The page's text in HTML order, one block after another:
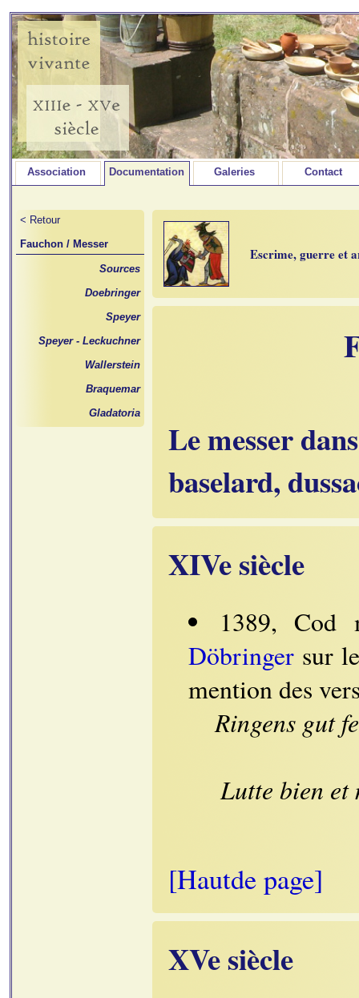
Association Documentation Galeries Contact
< Retour
Fauchon / Messer
Sources
Doebringer
Speyer
Speyer - Leckuchner
Wallerstein
Braquemar
Gladatoria
Escrime, guerre et
Le messer
baselard,
XIVe siècle
1389, Cod
Döbringer sur
mention des
Ringens gut
Lutte bien et
[Hautde page]
XVe siècle